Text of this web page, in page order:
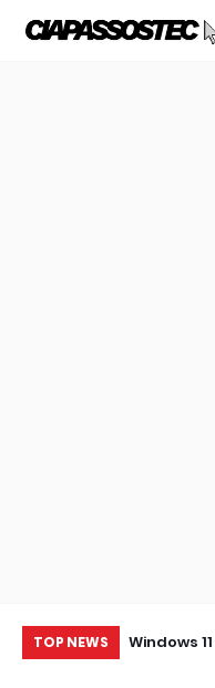
TOP NEWS
IMPRESSORA
Windows